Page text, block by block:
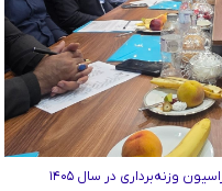
وزنه‌برداری در سال ۱۴۰۵